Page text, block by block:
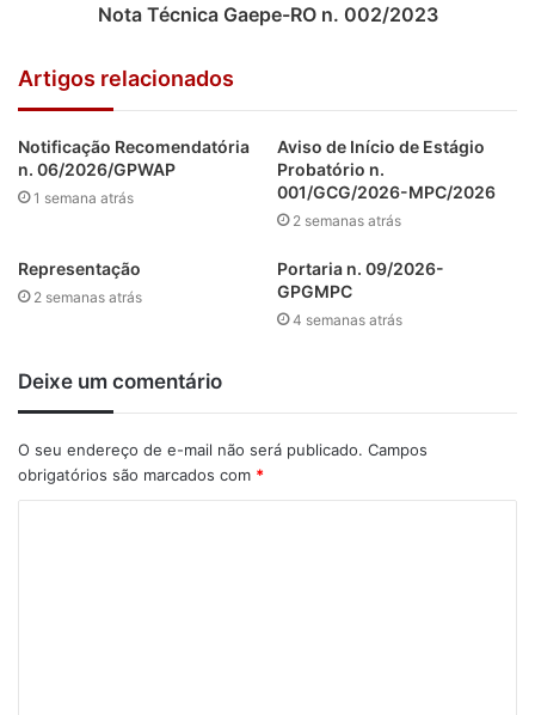
Nota Técnica Gaepe-RO n. 002/2023
Artigos relacionados
Notificação Recomendatória
n. 06/2026/GPWAP
1 semana atrás
Aviso de Início de Estágio
Probatório n.
001/GCG/2026-MPC/2026
2 semanas atrás
Representação
2 semanas atrás
Portaria n. 09/2026-
GPGMPC
4 semanas atrás
Deixe um comentário
O seu endereço de e-mail não será publicado. Campos
obrigatórios são marcados com *